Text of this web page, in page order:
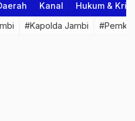
Kanal Hukum &
#Kapolda Jambi